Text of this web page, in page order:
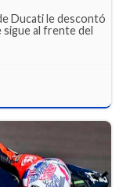
Ducati le descontó
al frente del